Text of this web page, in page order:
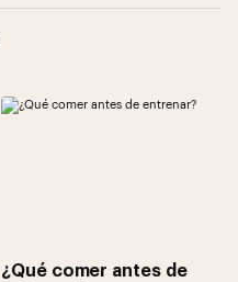
¿Qué comer antes de